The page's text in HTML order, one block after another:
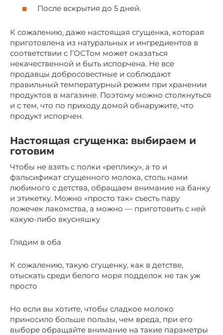
После вскрытия до 5 дней.
К сожалению, даже настоящая сгущенка, которая
приготовлена из натуральных и ингредиентов в
соответствии с ГОСТом может оказаться
некачественной и быть испорчена. Не все
продавцы добросовестные и соблюдают
правильный температурный режим при хранении
продуктов в магазине. Поэтому можно столкнуться
и с тем, что по приходу домой обнаружите, что
продукт испорчен.
Настоящая сгущенка: выбираем и
готовим
Чтобы не взять с полки «реплику», а то и
фальсификат сгущенного молока, столь нами
любимого с детства, обращаем внимание на банку
и этикетку. Можно «просто так» съесть пару
ложечек лакомства, а можно — приготовить с ней
какую-либо вкусняшку
Глядим в оба
К сожалению, такую сгущенку, как в детстве,
отыскать среди белого моря подделок не так уж
просто
Но если вы хотите, чтобы сладкое молоко
приносило больше пользы, чем вреда, при его
выборе обращайте внимание на такие параметры